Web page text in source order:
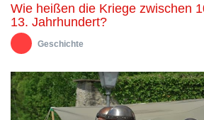
Wie heißen die Kriege zwischen 1095/99 und dem
13. Jahrhundert?
Geschichte